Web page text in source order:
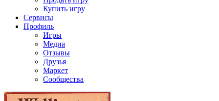
Купить игру
Сервисы
Профиль
Игры
Медиа
Отзывы
Друзья
Маркет
Сообщества